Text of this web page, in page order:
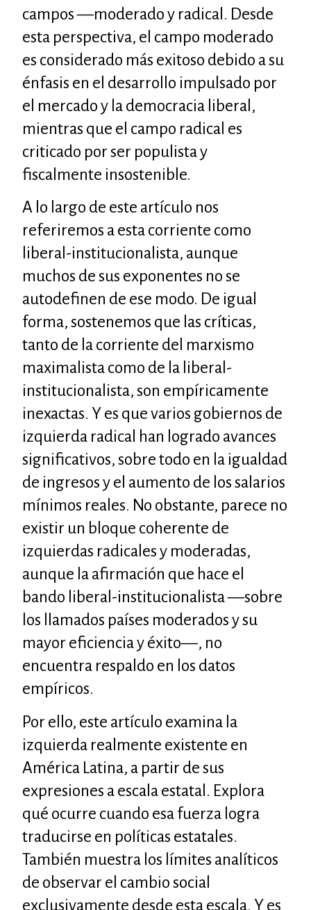
campos —moderado y radical. Desde
esta perspectiva, el campo moderado
es considerado más exitoso debido a su
énfasis en el desarrollo impulsado por
el mercado y la democracia liberal,
mientras que el campo radical es
criticado por ser populista y
fiscalmente insostenible.
A lo largo de este artículo nos
referiremos a esta corriente como
liberal-institucionalista, aunque
muchos de sus exponentes no se
autodefinen de ese modo. De igual
forma, sostenemos que las críticas,
tanto de la corriente del marxismo
maximalista como de la liberal-
institucionalista, son empíricamente
inexactas. Y es que varios gobiernos de
izquierda radical han logrado avances
significativos, sobre todo en la igualdad
de ingresos y el aumento de los salarios
mínimos reales. No obstante, parece no
existir un bloque coherente de
izquierdas radicales y moderadas,
aunque la afirmación que hace el
bando liberal-institucionalista —sobre
los llamados países moderados y su
mayor eficiencia y éxito—, no
encuentra respaldo en los datos
empíricos.
Por ello, este artículo examina la
izquierda realmente existente en
América Latina, a partir de sus
expresiones a escala estatal. Explora
qué ocurre cuando esa fuerza logra
traducirse en políticas estatales.
También muestra los límites analíticos
de observar el cambio social
exclusivamente desde esta escala. Y es